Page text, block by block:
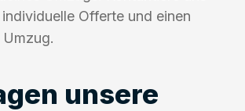
Offerte und einen
unsere